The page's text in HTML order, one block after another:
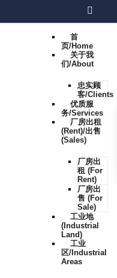
首
页/Home
关于我
们/About
忠实顾
客/Clients
优质服
务/Services
厂房出租
(Rent)/出售
(Sales)
厂房出
租 (For
Rent)
厂房出
售 (For
Sale)
工业地
(Industrial
Land)
工业
区/Industrial
Areas